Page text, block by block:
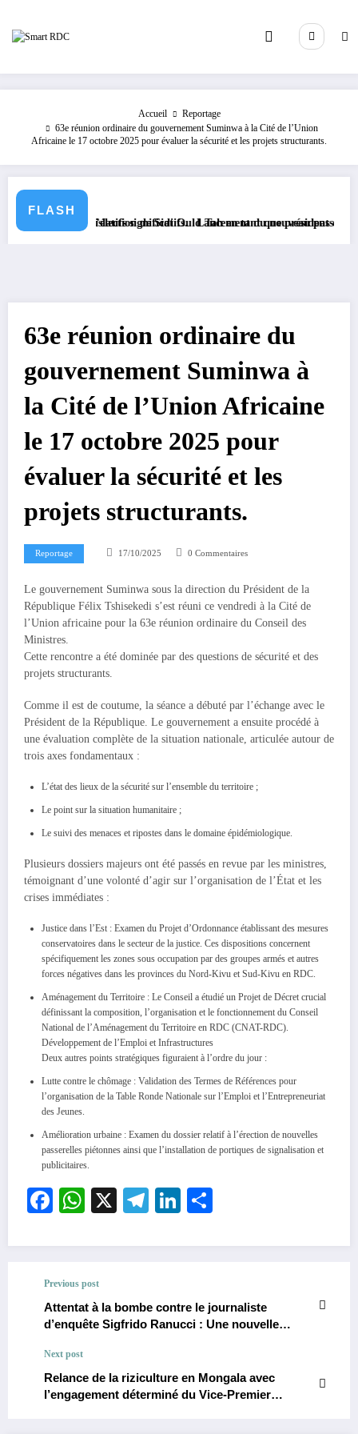
contenu
Accueil
Reportage
63e réunion ordinaire du gouvernement Suminwa à la Cité de l’Union
Africaine le 17 octobre 2025 pour évaluer la sécurité et les projets structurants.
FLASH
législatifs significatifs.
suite à l’élection de Sidi Ould Tah en tant que président de la Banque
Lancement du nouveau passeport
63e réunion ordinaire du
gouvernement Suminwa à
la Cité de l’Union Africaine
le 17 octobre 2025 pour
évaluer la sécurité et les
projets structurants.
Reportage 17/10/2025 0 Commentaires
Le gouvernement Suminwa sous la direction du Président de la
République Félix Tshisekedi s’est réuni ce vendredi à la Cité de
l’Union africaine pour la 63e réunion ordinaire du Conseil des
Ministres.
Cette rencontre a été dominée par des questions de sécurité et des
projets structurants.
Comme il est de coutume, la séance a débuté par l’échange avec le
Président de la République. Le gouvernement a ensuite procédé à
une évaluation complète de la situation nationale, articulée autour de
trois axes fondamentaux :
L’état des lieux de la sécurité sur l’ensemble du territoire ;
Le point sur la situation humanitaire ;
Le suivi des menaces et ripostes dans le domaine épidémiologique.
Plusieurs dossiers majeurs ont été passés en revue par les ministres,
témoignant d’une volonté d’agir sur l’organisation de l’État et les
crises immédiates :
Justice dans l’Est : Examen du Projet d’Ordonnance établissant des mesures
conservatoires dans le secteur de la justice. Ces dispositions concernent
spécifiquement les zones sous occupation par des groupes armés et autres
forces négatives dans les provinces du Nord-Kivu et Sud-Kivu en RDC.
Aménagement du Territoire : Le Conseil a étudié un Projet de Décret crucial
définissant la composition, l’organisation et le fonctionnement du Conseil
National de l’Aménagement du Territoire en RDC (CNAT-RDC).
Développement de l’Emploi et Infrastructures
Deux autres points stratégiques figuraient à l’ordre du jour :
Lutte contre le chômage : Validation des Termes de Références pour
l’organisation de la Table Ronde Nationale sur l’Emploi et l’Entrepreneuriat
des Jeunes.
Amélioration urbaine : Examen du dossier relatif à l’érection de nouvelles
passerelles piétonnes ainsi que l’installation de portiques de signalisation et
publicitaires.
Facebook
WhatsApp
X Telegram
LinkedIn
Previous post
Attentat à la bombe contre le journaliste
d’enquête Sigfrido Ranucci : Une nouvelle
Next post
Relance de la riziculture en Mongala avec
l’engagement déterminé du Vice-Premier